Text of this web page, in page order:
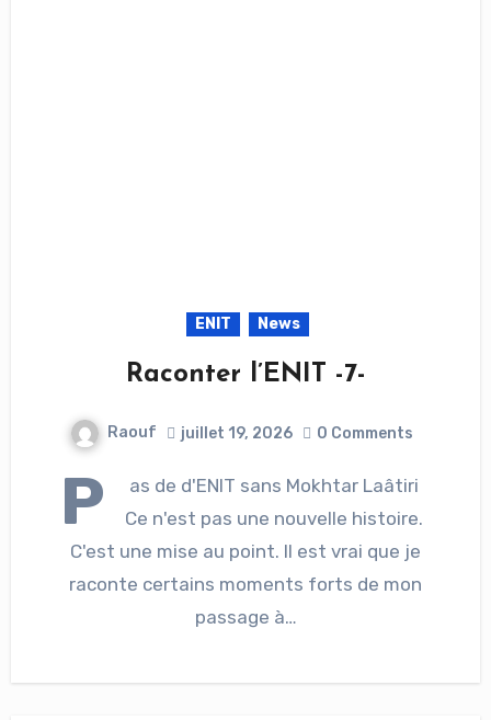
ENIT News
Raconter l’ENIT -7-
Raouf juillet 19, 2026 0 Comments
P
as de d'ENIT sans Mokhtar Laâtiri
Ce n'est pas une nouvelle histoire.
C'est une mise au point. Il est vrai que je
raconte certains moments forts de mon
passage à…